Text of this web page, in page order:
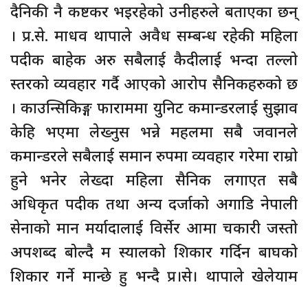
दैनिकी नै कष्टकर भइरहेको उनीहरुले बताएका छन्
। प्र.से. माधव थापाले अवैध सम्बन्ध रहेकी महिला
पदीक बाहेक अरु सबैलाई कैदीलाई भन्दा तल्लो
स्तरको व्यवहार गर्दै आएको आरोप सैनिकहरुको छ
। काउन्सिकिङ्ग फाराममा युनिट कमान्डरलाई सुझाव
केहि भएमा लेख्नुस भन्ने महलमा सबै जवानले
कमान्डरले सबैलाई समान रुपमा व्यवहार गरेमा राम्रो
हुने भनेर लेख्दा महिला सैनिक लगाएत सबै
अधिकृत पदीक तथा अन्य दर्जाको अगाडि नेपाली
सेनाको मान मर्यादालाई विर्सेर आमा चकारी जस्तो
अपशब्द बोल्दै म स्यालको शिकार गर्दिन बाघको
शिकार गर्ने मान्छे हु भन्दै प्र।से। थापाले खेलेयाम